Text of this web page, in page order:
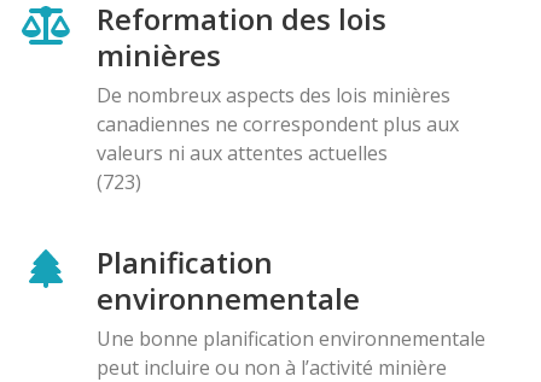
Reformation des lois
minières
De nombreux aspects des lois minières
canadiennes ne correspondent plus aux
valeurs ni aux attentes actuelles
(723)
Planification
environnementale
Une bonne planification environnementale
peut incluire ou non à l’activité minière